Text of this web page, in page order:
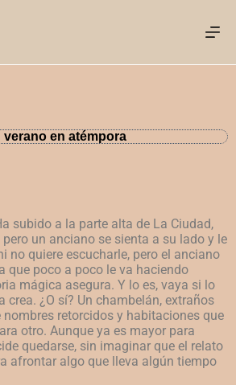
verano en atémpora
subido a la parte alta de La Ciudad,
un anciano se sienta a su lado y le
no quiere escucharle, pero el anciano
que poco a poco le va haciendo
mágica asegura. Y lo es, vaya si lo
crea. ¿O sí? Un chambelán, extraños
retorcidos y habitaciones que
otro. Aunque ya es mayor para
quedarse, sin imaginar que el relato
afrontar algo que lleva algún tiempo